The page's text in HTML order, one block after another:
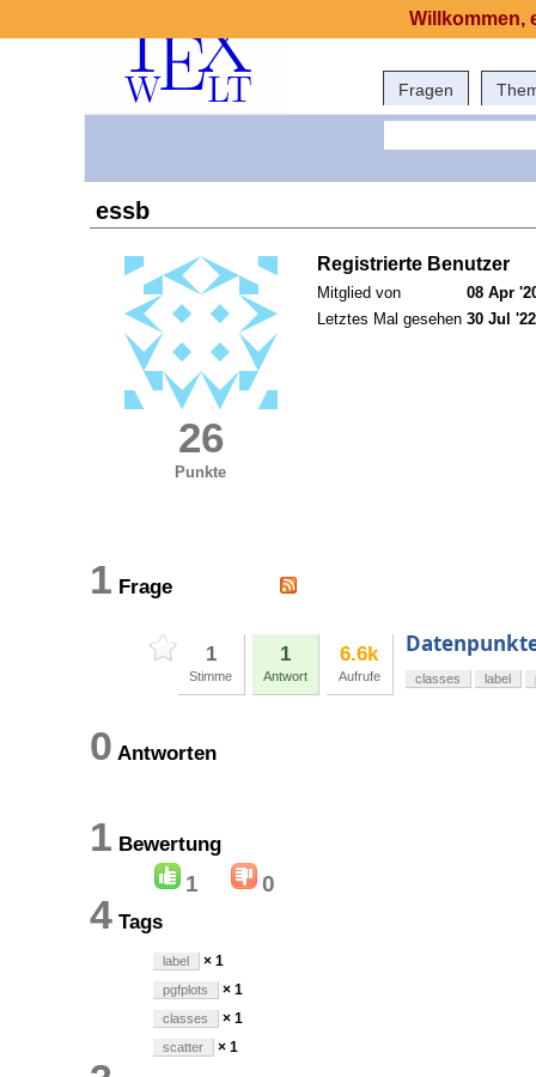
Fragen
essb
26
Punkte
Registrierte Benutzer
Mitglied von
08 Apr
Letztes Mal gesehen 30 Jul
1 Frage
1
Stimme
1
Antwort
6.6k
Aufrufe classes label
0 Antworten
1 Bewertung
1 0
4 Tags
label × 1
pgfplots × 1
classes × 1
scatter × 1
Willkommen,